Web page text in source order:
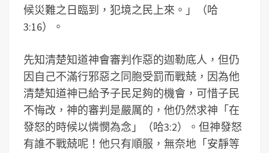
候災難之日臨到，犯境之民上來。」（哈
3:16）。
先知清楚知道神會審判作惡的迦勒底人，但仍
因自己不滿行邪惡之同胞受罰而戰兢，因為他
清楚知道神已給予子民足夠的機會，可惜子民
不悔改，神的審判是嚴厲的，他仍然求神「在
發怒的時候以憐憫為念」（哈3:2）。但神發怒
有誰不戰兢呢！他只有順服，無奈地「安靜等